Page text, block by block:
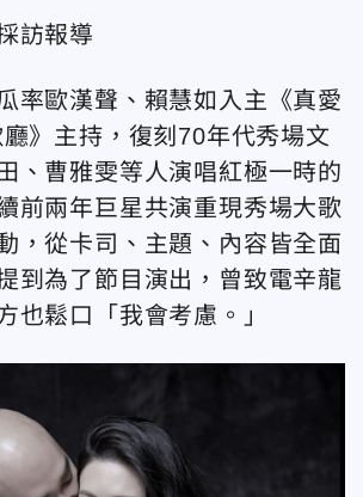
訪報導
率歐漢聲、賴慧如入主《真愛
》主持，復刻70年代秀場文
、曹雅雯等人演唱紅極一時的
前兩年巨星共演重現秀場大歌
，從卡司、主題、內容皆全面
到為了節目演出，曾致電辛龍
也鬆口「我會考慮。」